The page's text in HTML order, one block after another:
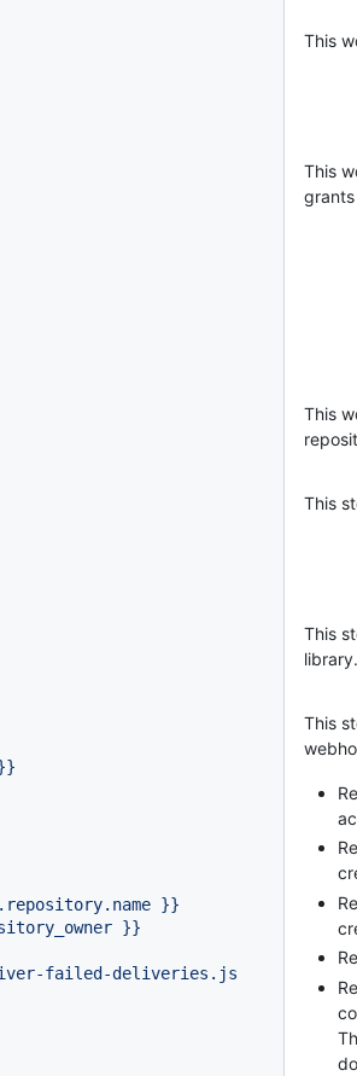
This
This
grants
This
This
This
library.
}}
}}
failed-deliveries.js
This